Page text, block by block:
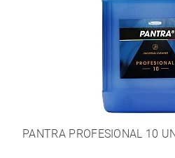
PANTRA PROFESIONAL 10